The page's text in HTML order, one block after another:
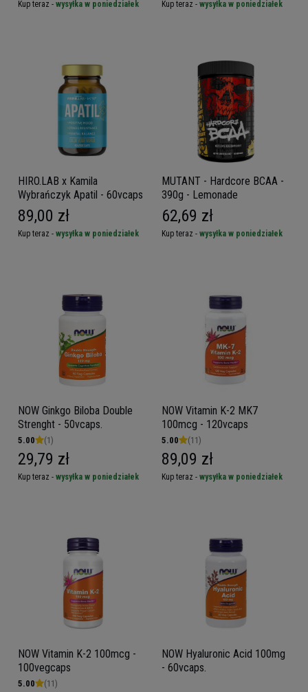
Kup teraz - wysyłka w poniedziałek Kup teraz - wysyłka w poniedziałek
HIRO.LAB x Kamila
Wybrańczyk Apatil - 60vcaps
89,00 zł
Kup teraz - wysyłka w poniedziałek
MUTANT - Hardcore BCAA -
390g - Lemonade
62,69 zł
Kup teraz - wysyłka w poniedziałek
NOW Ginkgo Biloba Double
Strenght - 50vcaps.
5.00 (1)
29,79 zł
Kup teraz - wysyłka w poniedziałek
NOW Vitamin K-2 MK7
100mcg - 120vcaps
5.00 (11)
89,09 zł
Kup teraz - wysyłka w poniedziałek
NOW Vitamin K-2 100mcg -
100vegcaps
5.00 (11)
NOW Hyaluronic Acid 100mg
- 60vcaps.